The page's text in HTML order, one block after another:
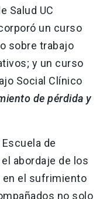
Salud UC
un curso
sobre trabajo
y un curso
Social Clínico
de pérdida y
de
abordaje de los
el sufrimiento
no solo